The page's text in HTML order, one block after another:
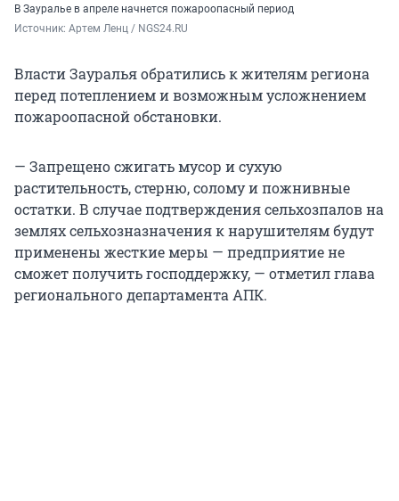
В Зауралье в апреле начнется пожароопасный период
Источник: Артем Ленц / NGS24.RU
Власти Зауралья обратились к жителям региона
перед потеплением и возможным усложнением
пожароопасной обстановки.
— Запрещено сжигать мусор и сухую
растительность, стерню, солому и пожнивные
остатки. В случае подтверждения сельхозпалов на
землях сельхозназначения к нарушителям будут
применены жесткие меры — предприятие не
сможет получить господдержку, — отметил глава
регионального департамента АПК.